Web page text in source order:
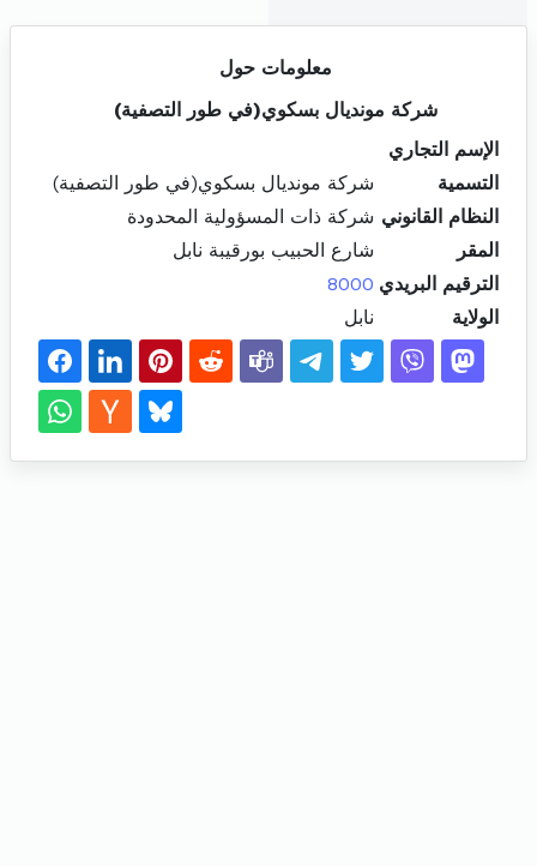
معلومات حول
شركة مونديال بسكوي(في طور التصفية)
الإسم التجاري
التسمية
شركة مونديال بسكوي(في طور التصفية)
النظام القانوني شركة ذات المسؤولية المحدودة
المقر
شارع الحبيب بورقيبة نابل
الترقيم البريدي 8000
الولاية
نابل